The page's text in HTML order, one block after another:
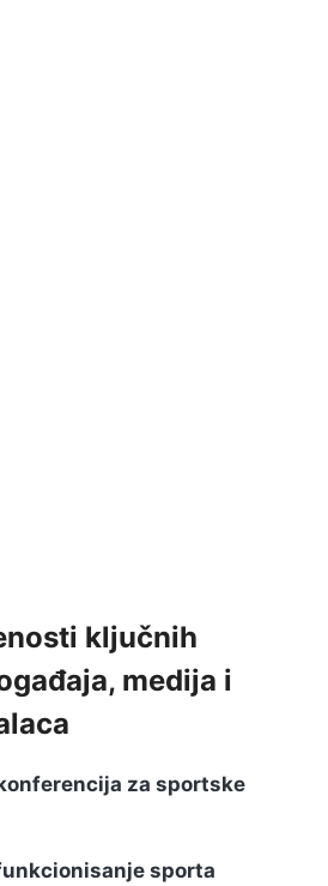
ključnih
medija i
za sportske
sporta